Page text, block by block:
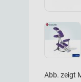
Abb. zeigt